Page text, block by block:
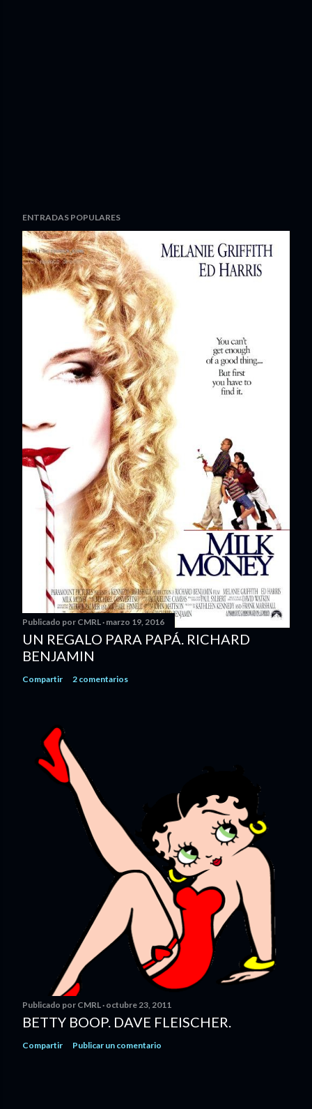
ENTRADAS POPULARES
Publicado por CMRL marzo 19, 2016
UN REGALO PARA PAPÁ. RICHARD
BENJAMIN
Compartir 2 comentarios
Publicado por CMRL octubre 23, 2011
BETTY BOOP. DAVE FLEISCHER.
Compartir Publicar un comentario